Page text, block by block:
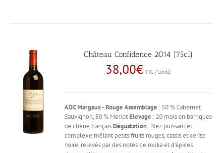
Château Confidence 2014 (75cl)
38,00€ TTC / Unité
AOC Margaux - Rouge Assemblage : 50 % Cabernet
Sauvignon, 50 % MerlotElevage : 20 mois en barriques
de chêne françaisDégustation : Nez puissant et
complexe mêlant petits fruits rouges, cassis et cerise
noire, relevés par des notes de moka et d'épices